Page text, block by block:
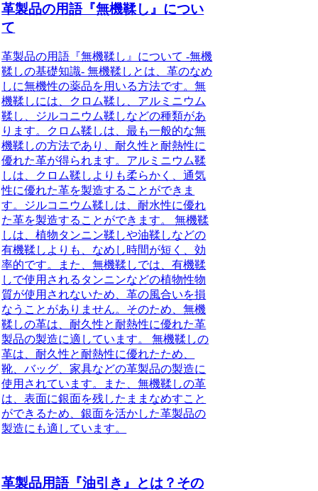
革製品の用語『無機鞣し』につい
て
革製品の用語『無機鞣し』について -無機
鞣しの基礎知識- 無機鞣しとは、革のなめ
しに無機性の薬品を用いる方法です。無
機鞣しには、クロム鞣し、アルミニウム
鞣し、ジルコニウム鞣しなどの種類があ
ります。クロム鞣しは、最も一般的な無
機鞣しの方法であり、耐久性と耐熱性に
優れた革が得られます。アルミニウム鞣
しは、クロム鞣しよりも柔らかく、通気
性に優れた革を製造することができま
す。ジルコニウム鞣しは、耐水性に優れ
た革を製造することができます。 無機鞣
しは、植物タンニン鞣しや油鞣しなどの
有機鞣しよりも、なめし時間が短く、効
率的です。また、無機鞣しでは、有機鞣
しで使用されるタンニンなどの植物性物
質が使用されないため、革の風合いを損
なうことがありません。そのため、無機
鞣しの革は、耐久性と耐熱性に優れた革
製品の製造に適しています。 無機鞣しの
革は、耐久性と耐熱性に優れたため、
靴、バッグ、家具などの革製品の製造に
使用されています。また、無機鞣しの革
は、表面に銀面を残したままなめすこと
ができるため、銀面を活かした革製品の
製造にも適しています。
革製品用語『油引き』とは？その